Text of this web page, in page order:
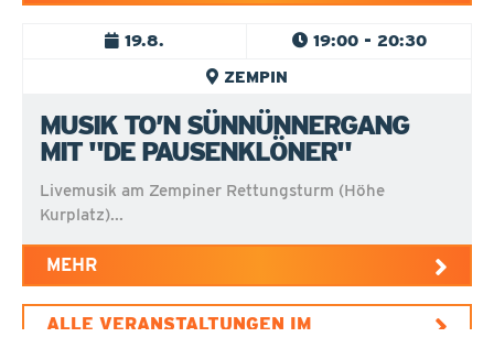
19.8.
19:00 - 20:30
ZEMPIN
MUSIK TO’N SÜNNÜNNERGANG
MIT "DE PAUSENKLÖNER"
Livemusik am Zempiner Rettungsturm (Höhe
Kurplatz)...
MEHR
ALLE VERANSTALTUNGEN IM